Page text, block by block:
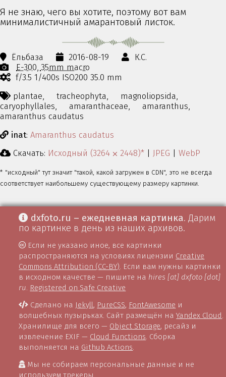
Я не знаю, чего вы хотите, поэтому вот вам
минималистичный амарантовый листок.
Ёльбаза 2016-08-19
К.С.
E-300 35mm macro
f/3.5 1/400s ISO200 35.0 mm
plantae,
tracheophyta,
magnoliopsida,
caryophyllales,
amaranthaceae,
amaranthus,
amaranthus caudatus
inat: Amaranthus caudatus
Скачать: Исходный (3264 ⨉ 2448)* JPEG WebP
* "исходный" тут значит "такой, какой загружен в CDN", это не всегда
соответствует наибольшему существующему размеру картинки.
dxfoto.ru – ежедневная картинка. Дарим
по картинке в день из наших архивов.
Если не указано иное, все картинки
распространяются на условиях лицензии Creative
Commons Attribution (CC-BY). Если вам нужны картинки
в исходном качестве — пишите на hires [at] dxfoto [dot]
ru. Registered on Safe Creative
Сделано на Jekyll, PureCSS, FontAwesome и
волшебных пузырьках. Сайт размещён наYandex Cloud.
Хранилище для всего — Object Storage, ресайз и
извлечение EXIF — Cloud Functions. Сборка
выполняется на Github Actions.
Мы не собираем персональные данные и не
используем трекеры.